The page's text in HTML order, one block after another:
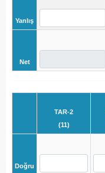
Yanlış
Net
TAR-2
(11)
Doğru